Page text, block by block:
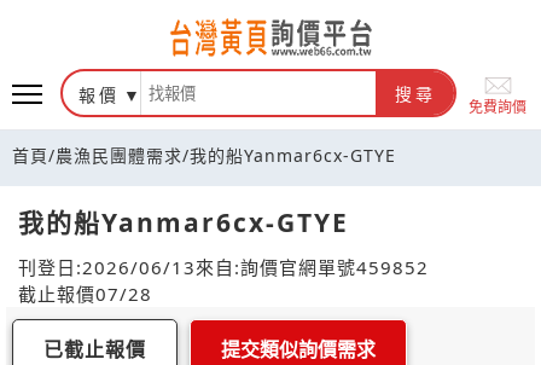
報價 搜尋
免費詢價
首頁/農漁民團體需求/我的船Yanmar6cx-GTYE
我的船Yanmar6cx-GTYE
刊登日:2026/06/13來自:詢價官網單號459852
截止報價07/28
已截止報價 提交類似詢價需求